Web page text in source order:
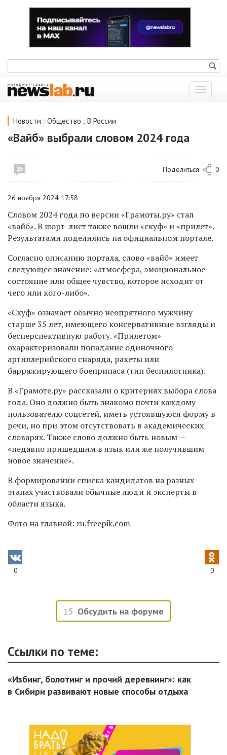
Показать
меню
Новости / Общество , В России
«Вайб» выбрали словом 2024 года
15 Поделиться 0
26 ноября 2024 17:58
Словом 2024 года по версии «Грамоты.ру» стал
«вайб». В шорт-лист также вошли «скуф» и «прилет».
Результатами поделились на официальном портале.
Согласно описанию портала, слово «вайб» имеет
следующее значение: «атмосфера, эмоциональное
состояние или общее чувство, которое исходит от
чего или кого-либо».
«Скуф» означает обычно неопрятного мужчину
старше 35 лет, имеющего консервативные взгляды и
бесперспективную работу. «Прилетом»
охарактеризовали попадание одиночного
артиллерийского снаряда, ракеты или
барражирующего боеприпаса (тип беспилотника).
В «Грамоте.ру» рассказали о критериях выбора слова
года. Оно должно быть знакомо почти каждому
пользователю соцсетей, иметь устоявшуюся форму в
речи, но при этом отсутствовать в академических
словарях. Также слово должно быть новым —
«недавно пришедшим в язык или же получившим
новое значение».
В формировании списка кандидатов на разных
этапах участвовали обычные люди и эксперты в
области языка.
Фото на главной: ru.freepik.com
0 0
15 Обсудить на форуме
Ссылки по теме:
«Избинг, болотинг и прочий деревнинг»: как
в Сибири развивают новые способы отдыха